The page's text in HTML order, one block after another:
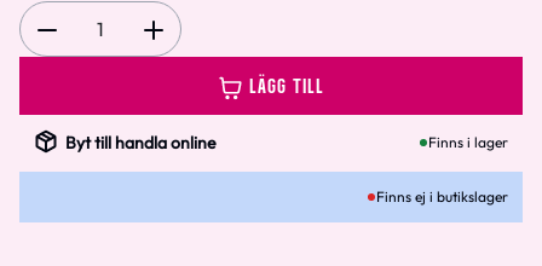
1
LÄGG TILL
Byt till handla online Finns i lager
Finns ej i butikslager